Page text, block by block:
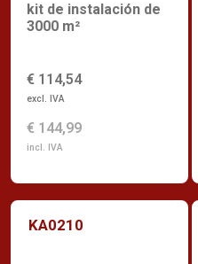
kit de instalación de
3000 m²
€ 114,54
excl. IVA
€ 144,99
incl. IVA
KA0210